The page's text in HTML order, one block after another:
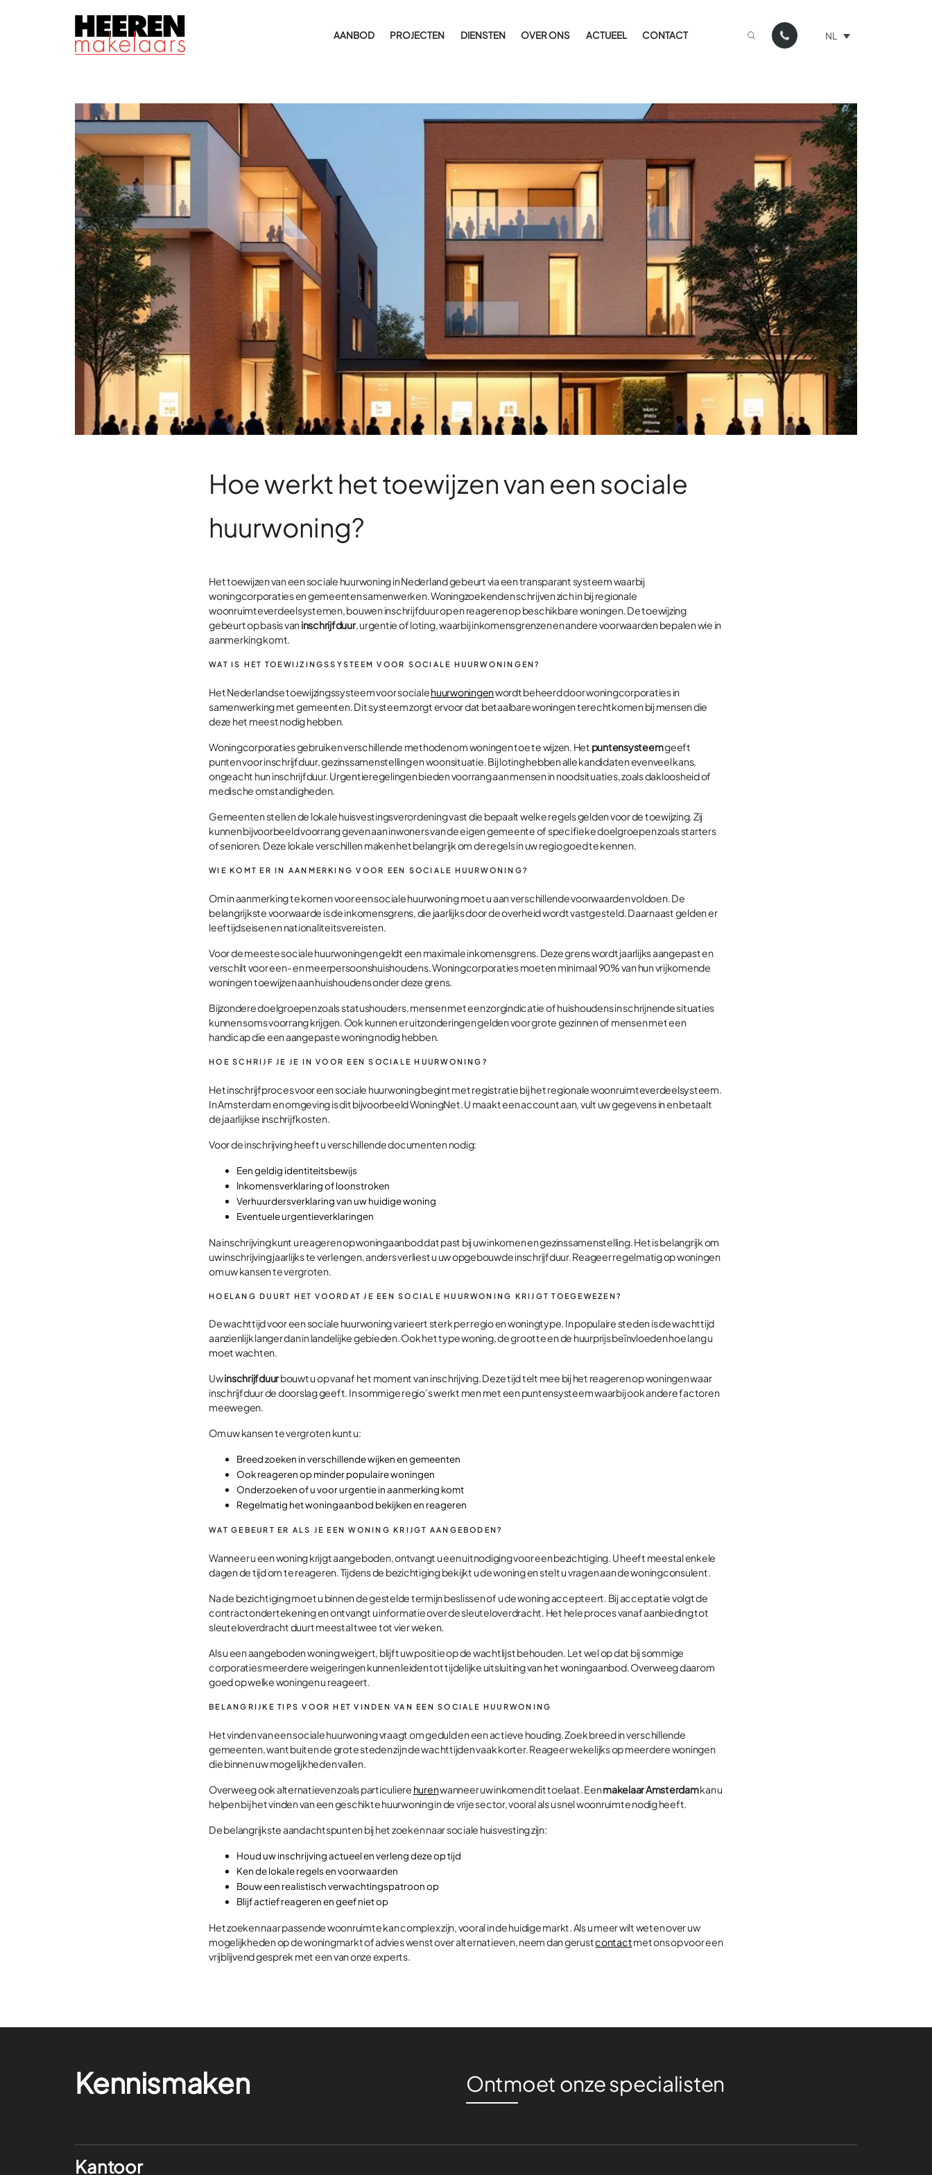
AANBOD PROJECTEN DIENSTEN OVER ONS ACTUEEL CONTACT NL
Hoe werkt het toewijzen van een sociale
huurwoning?
Het toewijzen van een sociale huurwoning in Nederland gebeurt via een transparant systeem waarbij
woningcorporaties en gemeenten samenwerken. Woningzoekenden schrijven zich in bij regionale
woonruimteverdeelsystemen, bouwen inschrijfduur op en reageren op beschikbare woningen. De toewijzing
gebeurt op basis vaninschrijfduur, urgentie of loting, waarbij inkomensgrenzen en andere voorwaarden bepalen wie in
aanmerking komt.
WAT IS HET TOEWIJZINGSSYSTEEM VOOR SOCIALE HUURWONINGEN?
Het Nederlandse toewijzingssysteem voor socialehuurwoningenwordt beheerd door woningcorporaties in
samenwerking met gemeenten. Dit systeem zorgt ervoor dat betaalbare woningen terechtkomen bij mensen die
deze het meest nodig hebben.
Woningcorporaties gebruiken verschillende methoden om woningen toe te wijzen. Het puntensysteemgeeft
punten voor inschrijfduur, gezinssamenstelling en woonsituatie. Bij loting hebben alle kandidaten evenveel kans,
ongeacht hun inschrijfduur. Urgentieregelingen bieden voorrang aan mensen in noodsituaties, zoals dakloosheid of
medische omstandigheden.
Gemeenten stellen de lokale huisvestingsverordening vast die bepaalt welke regels gelden voor de toewijzing. Zij
kunnen bijvoorbeeld voorrang geven aan inwoners van de eigen gemeente of specifieke doelgroepen zoals starters
of senioren. Deze lokale verschillen maken het belangrijk om de regels in uw regio goed te kennen.
WIE KOMT ER IN AANMERKING VOOR EEN SOCIALE HUURWONING?
Om in aanmerking te komen voor een sociale huurwoning moet u aan verschillende voorwaarden voldoen. De
belangrijkste voorwaarde is de inkomensgrens, die jaarlijks door de overheid wordt vastgesteld. Daarnaast gelden er
leeftijdseisen en nationaliteitsvereisten.
Voor de meeste sociale huurwoningen geldt een maximale inkomensgrens. Deze grens wordt jaarlijks aangepast en
verschilt voor een- en meerpersoonshuishoudens. Woningcorporaties moeten minimaal 90% van hun vrijkomende
woningen toewijzen aan huishoudens onder deze grens.
Bijzondere doelgroepen zoals statushouders, mensen met een zorgindicatie of huishoudens in schrijnende situaties
kunnen soms voorrang krijgen. Ook kunnen er uitzonderingen gelden voor grote gezinnen of mensen met een
handicap die een aangepaste woning nodig hebben.
HOE SCHRIJF JE JE IN VOOR EEN SOCIALE HUURWONING?
Het inschrijfproces voor een sociale huurwoning begint met registratie bij het regionale woonruimteverdeelsysteem.
In Amsterdam en omgeving is dit bijvoorbeeld WoningNet. U maakt een account aan, vult uw gegevens in en betaalt
de jaarlijkse inschrijfkosten.
Voor de inschrijving heeft u verschillende documenten nodig:
Een geldig identiteitsbewijs
Inkomensverklaring of loonstroken
Verhuurdersverklaring van uw huidige woning
Eventuele urgentieverklaringen
Na inschrijving kunt u reageren op woningaanbod dat past bij uw inkomen en gezinssamenstelling. Het is belangrijk om
uw inschrijving jaarlijks te verlengen, anders verliest u uw opgebouwde inschrijfduur. Reageer regelmatig op woningen
om uw kansen te vergroten.
HOELANG DUURT HET VOORDAT JE EEN SOCIALE HUURWONING KRIJGT TOEGEWEZEN?
De wachttijd voor een sociale huurwoning varieert sterk per regio en woningtype. In populaire steden is de wachttijd
aanzienlijk langer dan in landelijke gebieden. Ook het type woning, de grootte en de huurprijs beïnvloeden hoe lang u
moet wachten.
Uwinschrijfduurbouwt u op vanaf het moment van inschrijving. Deze tijd telt mee bij het reageren op woningen waar
inschrijfduur de doorslag geeft. In sommige regio’s werkt men met een puntensysteem waarbij ook andere factoren
meewegen.
Om uw kansen te vergroten kunt u:
Breed zoeken in verschillende wijken en gemeenten
Ook reageren op minder populaire woningen
Onderzoeken of u voor urgentie in aanmerking komt
Regelmatig het woningaanbod bekijken en reageren
WAT GEBEURT ER ALS JE EEN WONING KRIJGT AANGEBODEN?
Wanneer u een woning krijgt aangeboden, ontvangt u een uitnodiging voor een bezichtiging. U heeft meestal enkele
dagen de tijd om te reageren. Tijdens de bezichtiging bekijkt u de woning en stelt u vragen aan de woningconsulent.
Na de bezichtiging moet u binnen de gestelde termijn beslissen of u de woning accepteert. Bij acceptatie volgt de
contractondertekening en ontvangt u informatie over de sleuteloverdracht. Het hele proces vanaf aanbieding tot
sleuteloverdracht duurt meestal twee tot vier weken.
Als u een aangeboden woning weigert, blijft uw positie op de wachtlijst behouden. Let wel op dat bij sommige
corporaties meerdere weigeringen kunnen leiden tot tijdelijke uitsluiting van het woningaanbod. Overweeg daarom
goed op welke woningen u reageert.
BELANGRIJKE TIPS VOOR HET VINDEN VAN EEN SOCIALE HUURWONING
Het vinden van een sociale huurwoning vraagt om geduld en een actieve houding. Zoek breed in verschillende
gemeenten, want buiten de grote steden zijn de wachttijden vaak korter. Reageer wekelijks op meerdere woningen
die binnen uw mogelijkheden vallen.
Overweeg ook alternatieven zoals particuliere hurenwanneer uw inkomen dit toelaat. Eenmakelaar Amsterdamkan u
helpen bij het vinden van een geschikte huurwoning in de vrije sector, vooral als u snel woonruimte nodig heeft.
De belangrijkste aandachtspunten bij het zoeken naar sociale huisvesting zijn:
Houd uw inschrijving actueel en verleng deze op tijd
Ken de lokale regels en voorwaarden
Bouw een realistisch verwachtingspatroon op
Blijf actief reageren en geef niet op
Het zoeken naar passende woonruimte kan complex zijn, vooral in de huidige markt. Als u meer wilt weten over uw
mogelijkheden op de woningmarkt of advies wenst over alternatieven, neem dan gerustcontactmet ons op voor een
vrijblijvend gesprek met een van onze experts.
Kennismaken Ontmoet onze specialisten
Kantoor